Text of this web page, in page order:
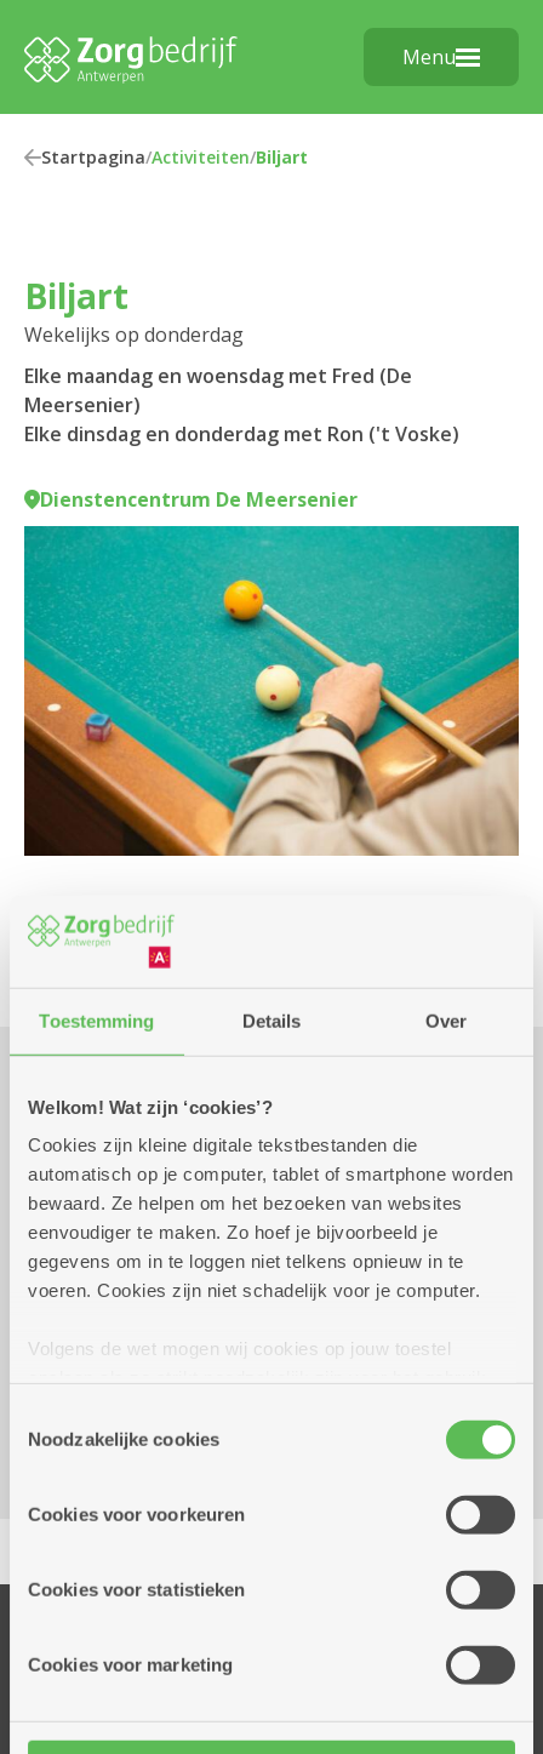
Toestemming Details Over
Welkom! Wat zijn ‘cookies’?
Cookies zijn kleine digitale tekstbestanden die
automatisch op je computer, tablet of smartphone worden
bewaard. Ze helpen om het bezoeken van websites
eenvoudiger te maken. Zo hoef je bijvoorbeeld je
gegevens om in te loggen niet telkens opnieuw in te
voeren. Cookies zijn niet schadelijk voor je computer.
Volgens de wet mogen wij cookies op jouw toestel
cookies hebben we jouw toestemming nodig. Sommige
cookies worden geplaatst door derde partijen die een
informatie over jouw (geanonimiseerd) gebruik van onze
partners kunnen deze gegevens combineren met andere
Noodzakelijke cookies
Cookies voor voorkeuren
Cookies voor statistieken
Cookies voor marketing
Menu
Startpagina/Activiteiten/Biljart
Biljart
Wekelijks op donderdag
Elke maandag en woensdag met Fred (De
Meersenier)
Elke dinsdag en donderdag met Ron ('t Voske)
Dienstencentrum De Meersenier
Beweging Spel
Praktisch
Wekelijks op donderdag13.30 uur
Af te spreken met de voorzitters
Reserveer vervoer
Dienstencentrum De Meersenier
2000 Antwerpen
Thuisdiensten
Assistentiewoningen